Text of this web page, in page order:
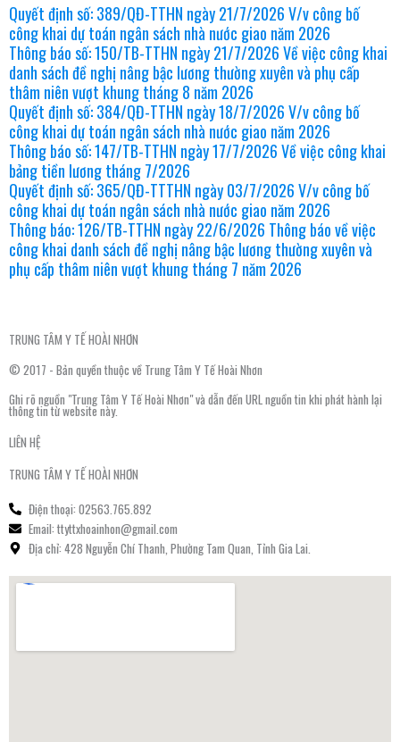
Quyết định số: 389/QĐ-TTHN ngày 21/7/2026 V/v công bố
công khai dự toán ngân sách nhà nước giao năm 2026
Thông báo số: 150/TB-TTHN ngày 21/7/2026 Về việc công khai
danh sách đề nghị nâng bậc lương thường xuyên và phụ cấp
thâm niên vượt khung tháng 8 năm 2026
Quyết định số: 384/QĐ-TTHN ngày 18/7/2026 V/v công bố
công khai dự toán ngân sách nhà nước giao năm 2026
Thông báo số: 147/TB-TTHN ngày 17/7/2026 Về việc công khai
bảng tiền lương tháng 7/2026
Quyết định số: 365/QĐ-TTTHN ngày 03/7/2026 V/v công bố
công khai dự toán ngân sách nhà nước giao năm 2026
Thông báo: 126/TB-TTHN ngày 22/6/2026 Thông báo về việc
công khai danh sách đề nghị nâng bậc lương thường xuyên và
phụ cấp thâm niên vượt khung tháng 7 năm 2026
TRUNG TÂM Y TẾ HOÀI NHƠN
© 2017 - Bản quyền thuộc về Trung Tâm Y Tế Hoài Nhơn
Ghi rõ nguồn "Trung Tâm Y Tế Hoài Nhơn" và dẫn đến URL nguồn tin khi phát hành lại
thông tin từ website này.
LIÊN HỆ
TRUNG TÂM Y TẾ HOÀI NHƠN
Điện thoại: 02563.765.892
Email: ttyttxhoainhon@gmail.com
Địa chỉ: 428 Nguyễn Chí Thanh, Phường Tam Quan, Tỉnh Gia Lai.